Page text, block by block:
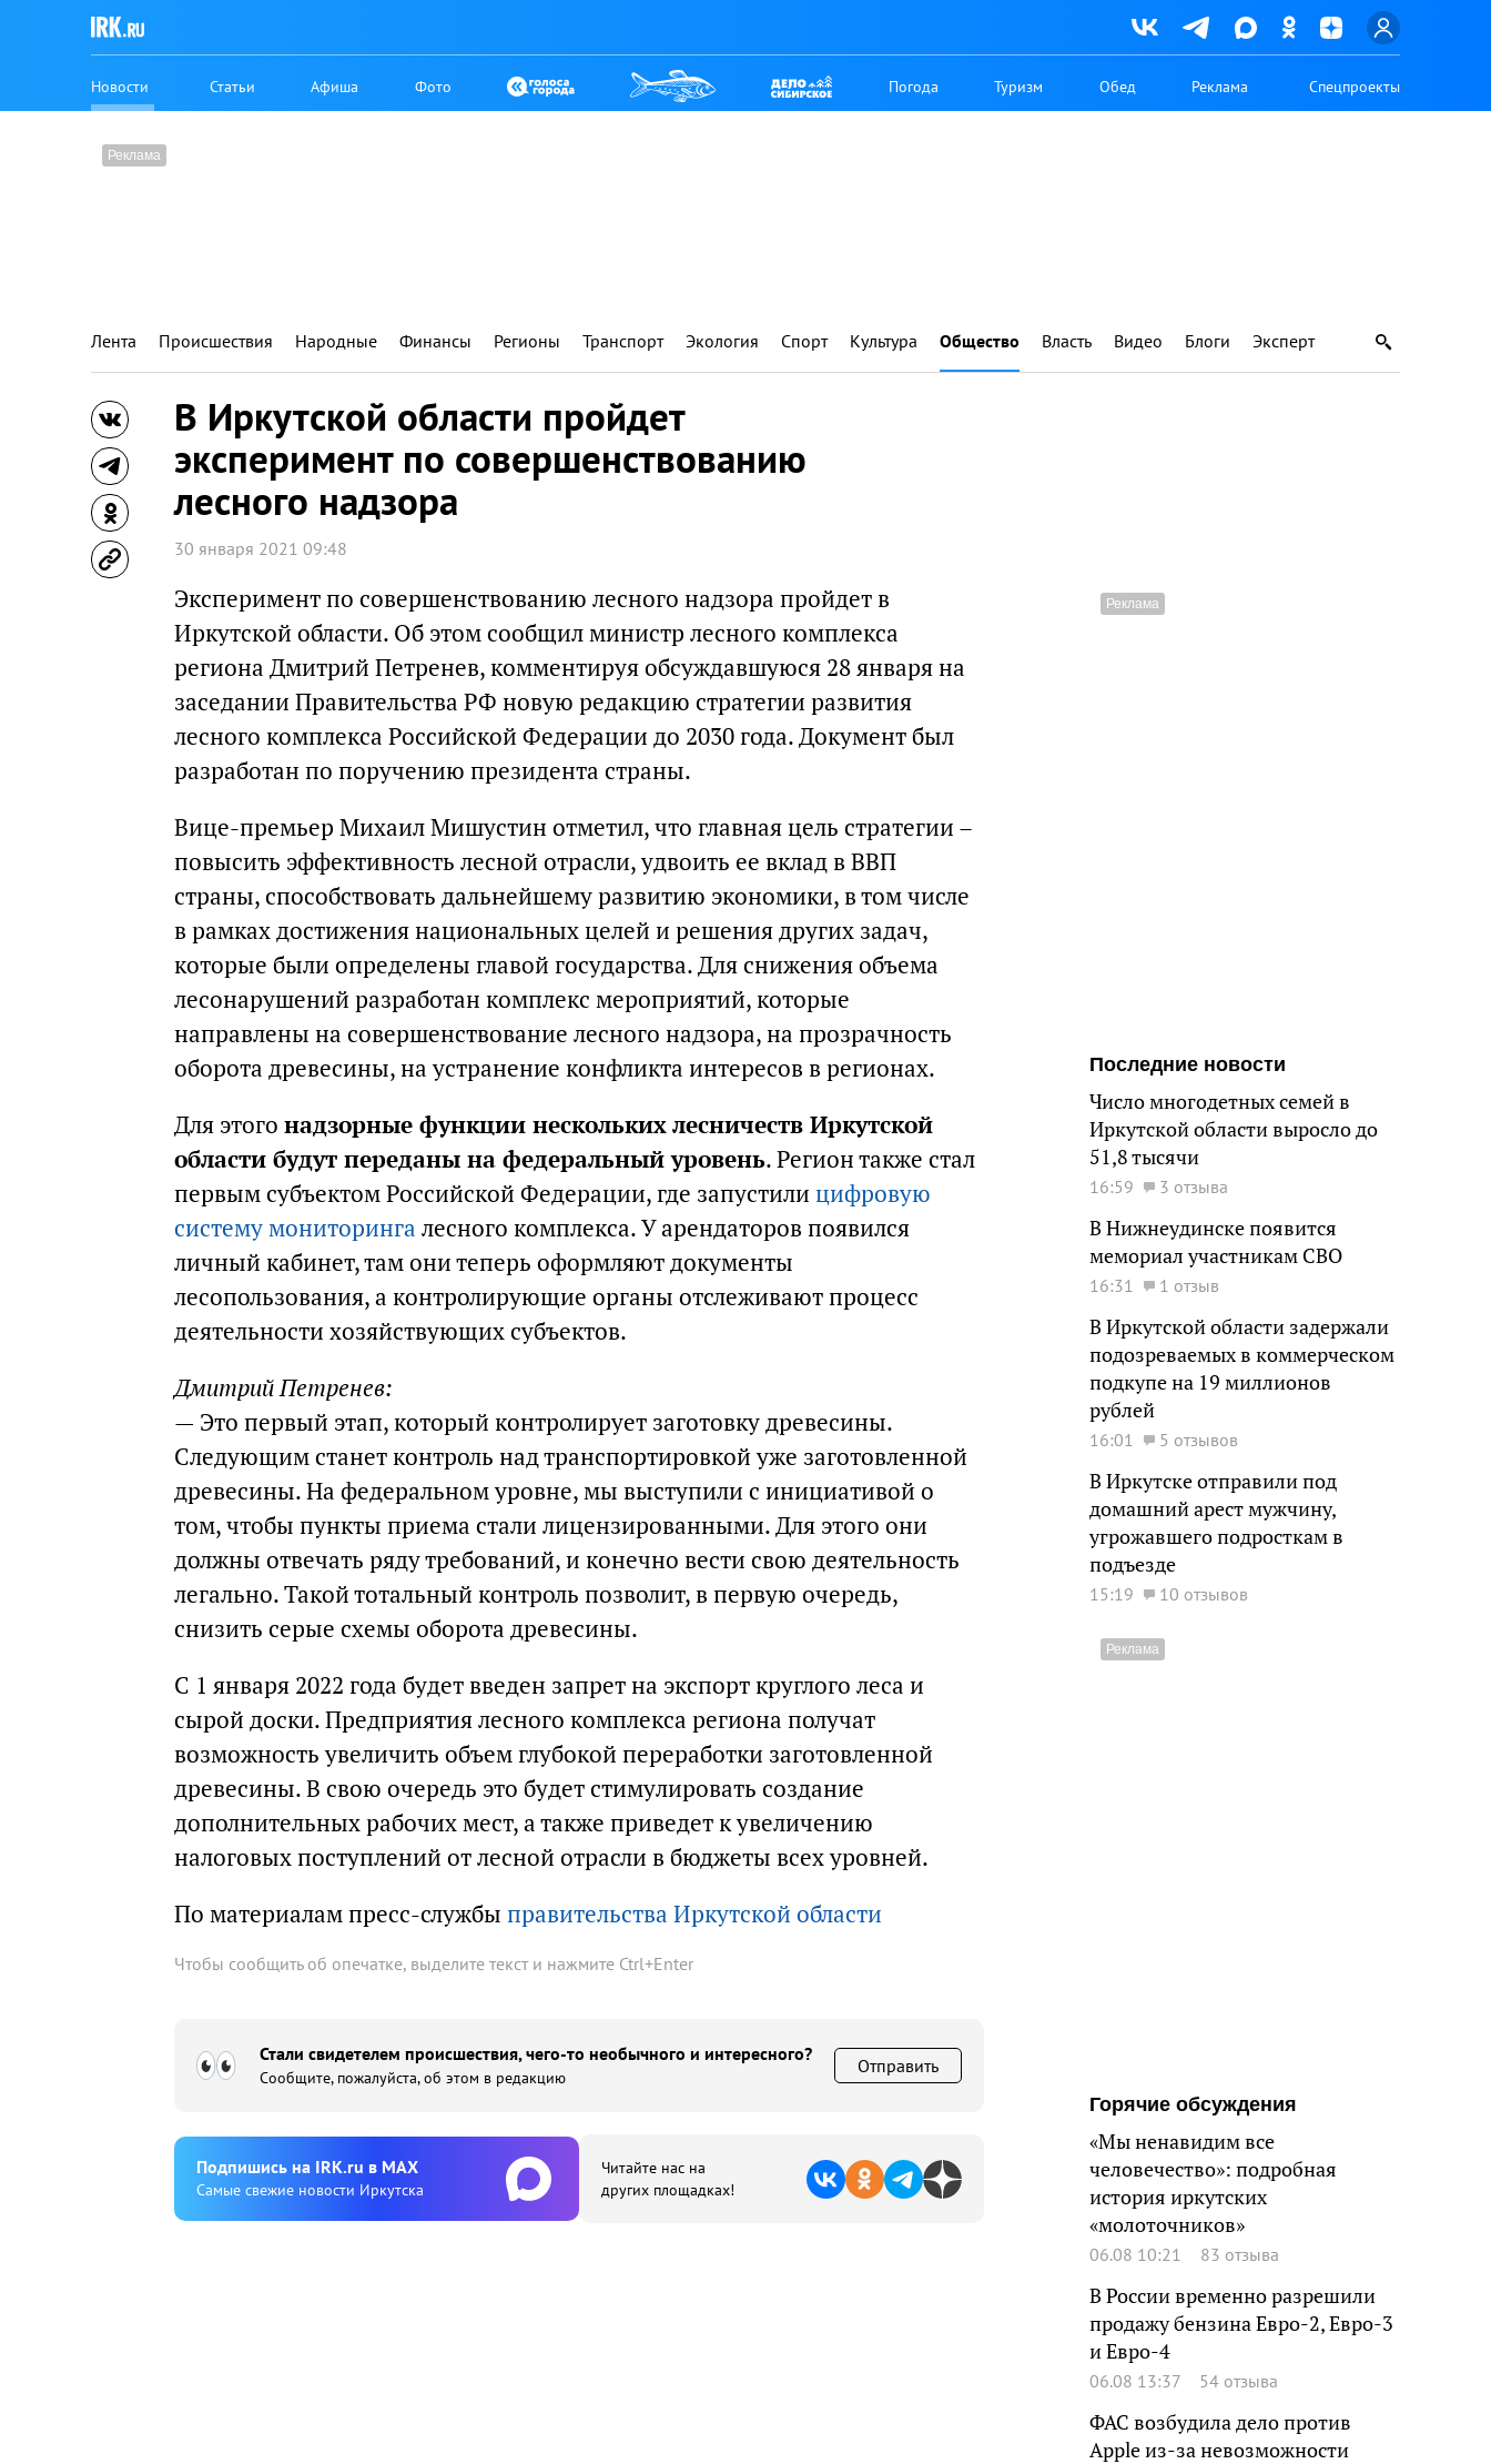
Новости Статьи Афиша Фото Погода Туризм Обед Реклама Спецпроекты
Лента Происшествия Народные Финансы Регионы Транспорт Экология Спорт Культура Общество Власть Видео Блоги Эксперт
В Иркутской области пройдет
эксперимент по совершенствованию
лесного надзора
30 января 2021 09:48
Эксперимент по совершенствованию лесного надзора пройдет в
Иркутской области. Об этом сообщил министр лесного комплекса
региона Дмитрий Петренев, комментируя обсуждавшуюся 28 января на
заседании Правительства РФ новую редакцию стратегии развития
лесного комплекса Российской Федерации до 2030 года. Документ был
разработан по поручению президента страны.
Вице-премьер Михаил Мишустин отметил, что главная цель стратегии –
повысить эффективность лесной отрасли, удвоить ее вклад в ВВП
страны, способствовать дальнейшему развитию экономики, в том числе
в рамках достижения национальных целей и решения других задач,
которые были определены главой государства. Для снижения объема
лесонарушений разработан комплекс мероприятий, которые
направлены на совершенствование лесного надзора, на прозрачность
оборота древесины, на устранение конфликта интересов в регионах.
Для этого надзорные функции нескольких лесничеств Иркутской
области будут переданы на федеральный уровень. Регион также стал
первым субъектом Российской Федерации, где запустили цифровую
систему мониторинга лесного комплекса. У арендаторов появился
личный кабинет, там они теперь оформляют документы
лесопользования, а контролирующие органы отслеживают процесс
деятельности хозяйствующих субъектов.
Дмитрий Петренев:
— Это первый этап, который контролирует заготовку древесины.
Следующим станет контроль над транспортировкой уже заготовленной
древесины. На федеральном уровне, мы выступили с инициативой о
том, чтобы пункты приема стали лицензированными. Для этого они
должны отвечать ряду требований, и конечно вести свою деятельность
легально. Такой тотальный контроль позволит, в первую очередь,
снизить серые схемы оборота древесины.
С 1 января 2022 года будет введен запрет на экспорт круглого леса и
сырой доски. Предприятия лесного комплекса региона получат
возможность увеличить объем глубокой переработки заготовленной
древесины. В свою очередь это будет стимулировать создание
дополнительных рабочих мест, а также приведет к увеличению
налоговых поступлений от лесной отрасли в бюджеты всех уровней.
По материалам пресс-службы правительства Иркутской области
Чтобы сообщить об опечатке, выделите текст и нажмите Ctrl+Enter
Стали свидетелем происшествия, чего-то необычного и интересного?
Сообщите, пожалуйста, об этом в редакцию
Отправить
Подпишиcь на IRK.ru в MAX
Cамые свежие новости Иркутска
Читайте нас на
других площадках!
Последние новости
Число многодетных семей в
Иркутской области выросло до
51,8 тысячи
16:59 3 отзыва
В Нижнеудинске появится
мемориал участникам СВО
16:31 1 отзыв
В Иркутской области задержали
подозреваемых в коммерческом
подкупе на 19 миллионов
рублей
16:01 5 отзывов
В Иркутске отправили под
домашний арест мужчину,
угрожавшего подросткам в
подъезде
15:19 10 отзывов
Горячие обсуждения
«Мы ненавидим все
человечество»: подробная
история иркутских
«молоточников»
06.08 10:21 83 отзыва
В России временно разрешили
продажу бензина Евро-2, Евро-3
и Евро-4
06.08 13:37 54 отзыва
ФАС возбудила дело против
Apple из-за невозможности